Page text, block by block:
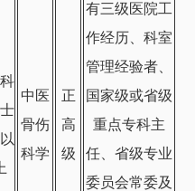
上
中医
骨伤
科学
正
高
级
有三级医院工
作经历、科室
管理经验者、
国家级或省级
重点专科主
任、省级专业
委员会常委及